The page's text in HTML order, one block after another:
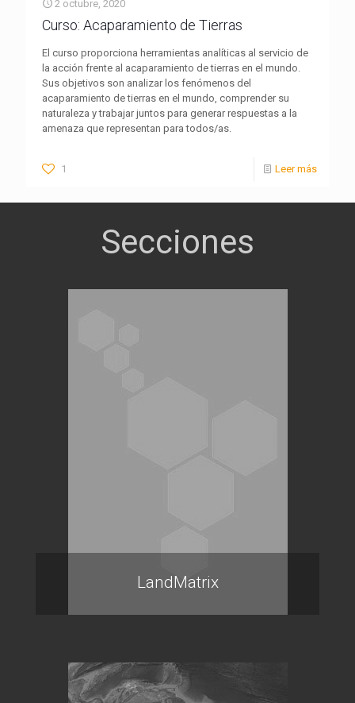
2 octubre, 2020
Curso: Acaparamiento de Tierras
El curso proporciona herramientas analíticas al servicio de
la acción frente al acaparamiento de tierras en el mundo.
Sus objetivos son analizar los fenómenos del
acaparamiento de tierras en el mundo, comprender su
naturaleza y trabajar juntos para generar respuestas a la
amenaza que representan para todos/as.
1 Leer más
LandMatrix